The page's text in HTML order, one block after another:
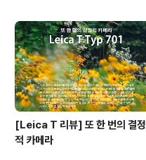
[Leica T 리뷰] 또 한 번의 결정
적 카메라